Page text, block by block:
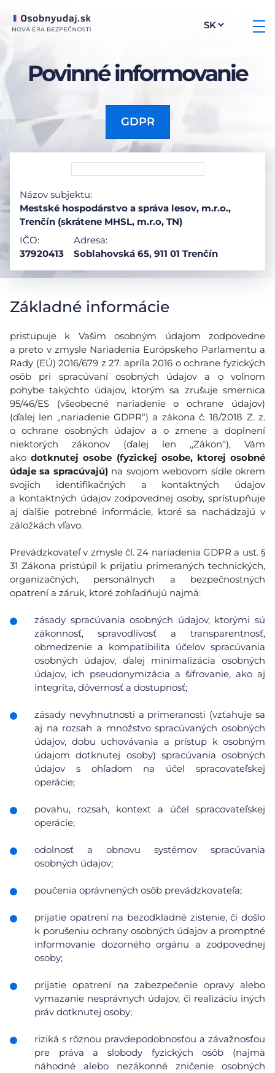
Povinné informovanie
GDPR
Názov subjektu:
Mestské hospodárstvo a správa lesov, m.r.o.,
Trenčín (skrátene MHSL, m.r.o, TN)
IČO:
37920413
Adresa:
Soblahovská 65, 911 01 Trenčín
Základné informácie
pristupuje k Vašim osobným údajom zodpovedne
a preto v zmysle Nariadenia Európskeho Parlamentu a
Rady (EÚ) 2016/679 z 27. apríla 2016 o ochrane fyzických
osôb pri spracúvaní osobných údajov a o voľnom
pohybe takýchto údajov, ktorým sa zrušuje smernica
95/46/ES (všeobecné nariadenie o ochrane údajov)
(ďalej len „nariadenie GDPR“) a zákona č. 18/2018 Z. z.
o ochrane osobných údajov a o zmene a doplnení
niektorých zákonov (ďalej len ,,Zákon“), Vám
akodotknutej osobe (fyzickej osobe, ktorej osobné
údaje sa spracúvajú)na svojom webovom sídle okrem
svojich identifikačných a kontaktných údajov
a kontaktných údajov zodpovednej osoby, sprístupňuje
aj ďalšie potrebné informácie, ktoré sa nachádzajú v
záložkách vľavo.
Prevádzkovateľ v zmysle čl. 24 nariadenia GDPR a ust. §
31 Zákona pristúpil k prijatiu primeraných technických,
organizačných, personálnych a bezpečnostných
opatrení a záruk, ktoré zohľadňujú najmä:
zásady spracúvania osobných údajov, ktorými sú
zákonnosť, spravodlivosť a transparentnosť,
obmedzenie a kompatibilita účelov spracúvania
osobných údajov, ďalej minimalizácia osobných
údajov, ich pseudonymizácia a šifrovanie, ako aj
integrita, dôvernosť a dostupnosť;
zásady nevyhnutnosti a primeranosti (vzťahuje sa
aj na rozsah a množstvo spracúvaných osobných
údajov, dobu uchovávania a prístup k osobným
údajom dotknutej osoby) spracúvania osobných
údajov s ohľadom na účel spracovateľskej
operácie;
povahu, rozsah, kontext a účel spracovateľskej
operácie;
odolnosť a obnovu systémov spracúvania
osobných údajov;
poučenia oprávnených osôb prevádzkovateľa;
prijatie opatrení na bezodkladné zistenie, či došlo
k porušeniu ochrany osobných údajov a promptné
informovanie dozorného orgánu a zodpovednej
osoby;
prijatie opatrení na zabezpečenie opravy alebo
vymazanie nesprávnych údajov, či realizáciu iných
práv dotknutej osoby;
riziká s rôznou pravdepodobnosťou a závažnosťou
pre práva a slobody fyzických osôb (najmä
náhodné alebo nezákonné zničenie osobných